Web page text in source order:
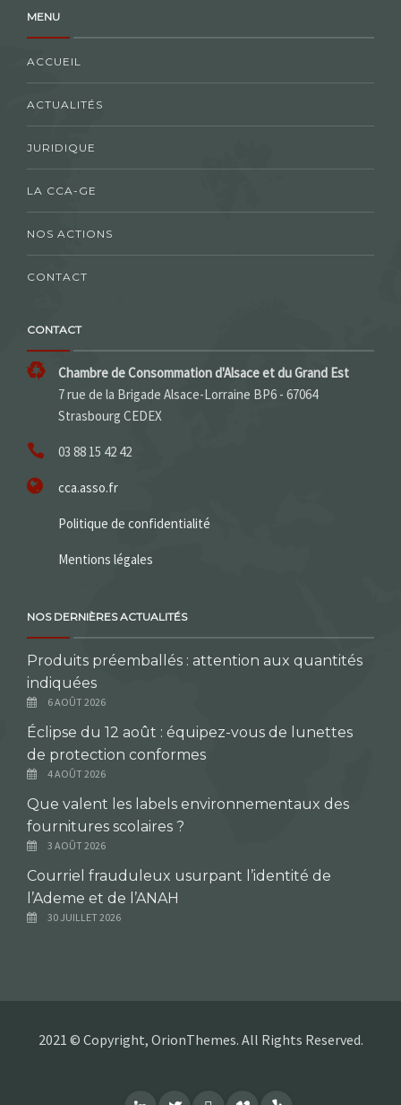
MENU
ACCUEIL
ACTUALITÉS
JURIDIQUE
LA CCA-GE
NOS ACTIONS
CONTACT
CONTACT
Chambre de Consommation d'Alsace et du Grand Est
7 rue de la Brigade Alsace-Lorraine BP6 - 67064
Strasbourg CEDEX
03 88 15 42 42
cca.asso.fr
Politique de confidentialité
Mentions légales
NOS DERNIÈRES ACTUALITÉS
Produits préemballés : attention aux quantités
indiquées
6 AOÛT 2026
Éclipse du 12 août : équipez-vous de lunettes
de protection conformes
4 AOÛT 2026
Que valent les labels environnementaux des
fournitures scolaires ?
3 AOÛT 2026
Courriel frauduleux usurpant l’identité de
l’Ademe et de l’ANAH
30 JUILLET 2026
2021 © Copyright, OrionThemes. All Rights Reserved.